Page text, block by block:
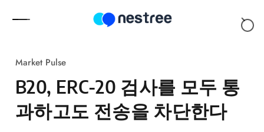
Market Pulse
B20, ERC-20 검사를 모두 통
과하고도 전송을 차단한다